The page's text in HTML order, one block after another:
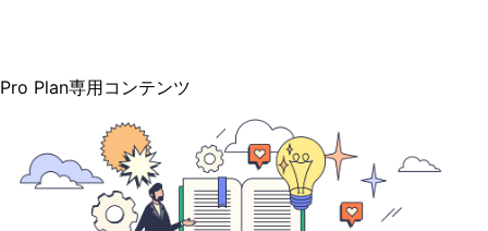
Pro Plan専用コンテンツ